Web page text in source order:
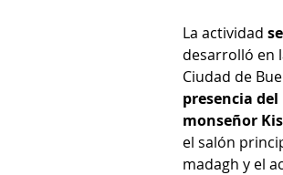
La actividad
desarrolló en
Ciudad de
presencia
monseñor
el salón
madagh y el